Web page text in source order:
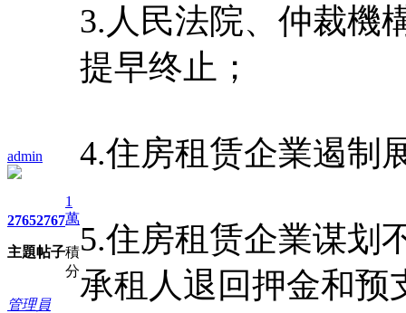
admin
2765
主題
2767
帖子
1
萬
積
分
管理員
3.人民法院、仲裁機
提早终止；
4.住房租赁企業遏制
5.住房租赁企業谋划
承租人退回押金和预